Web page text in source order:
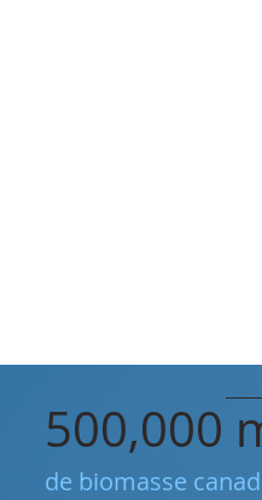
500,000
de biomasse